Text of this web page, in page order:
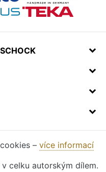
– více informací
celku autorským dílem.